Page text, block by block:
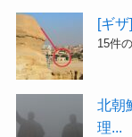
[ギ
15件
北朝
理...